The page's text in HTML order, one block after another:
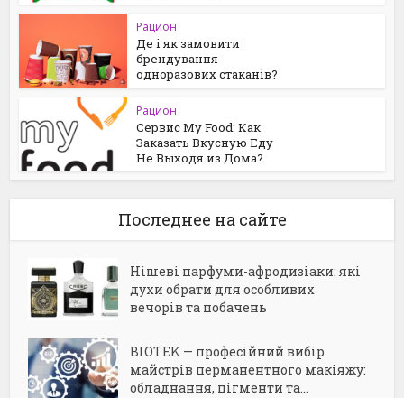
Рацион
Де і як замовити
брендування
одноразових стаканів?
Рацион
Сервис My Food: Как
Заказать Вкусную Еду
Не Выходя из Дома?
Последнее на сайте
Нішеві парфуми-афродизіаки: які
духи обрати для особливих
вечорів та побачень
BIOTEK — професійний вибір
майстрів перманентного макіяжу:
обладнання, пігменти та...